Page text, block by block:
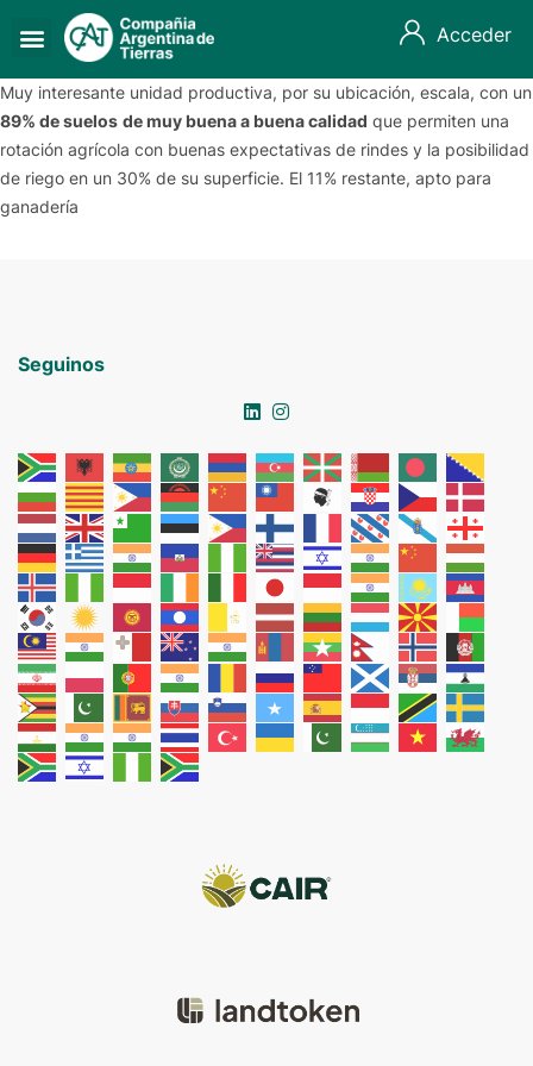
Acceder
Muy interesante unidad productiva, por su ubicación, escala, con un
89% de suelos de muy buena a buena calidad que permiten una
rotación agrícola con buenas expectativas de rindes y la posibilidad
de riego en un 30% de su superficie. El 11% restante, apto para
ganadería
Seguinos